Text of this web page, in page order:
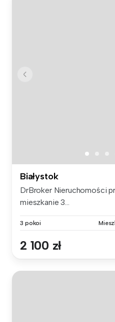
Białystok
DrBroker Nieruchomości
mieszkanie 3...
3 pokoi
2 100 zł